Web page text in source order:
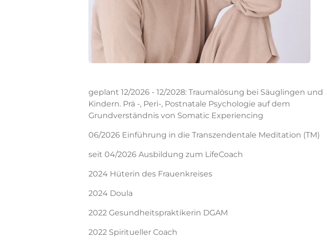
geplant 12/2026 - 12/2028: Traumalösung bei Säuglingen und
Kindern. Prä -, Peri-, Postnatale Psychologie auf dem
Grundverständnis von Somatic Experiencing
06/2026 Einführung in die Transzendentale Meditation (TM)
seit 04/2026 Ausbildung zum LifeCoach
2024 Hüterin des Frauenkreises
2024 Doula
2022 Gesundheitspraktikerin DGAM
2022 Spiritueller Coach